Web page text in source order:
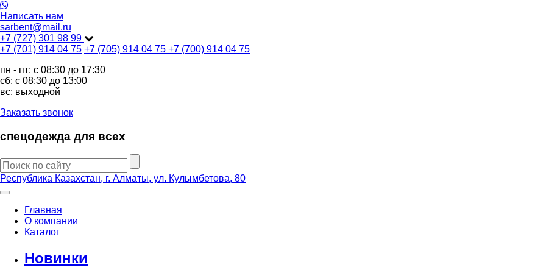
Написать нам
sarbent@mail.ru
+7 (727) 301 98 99
+7 (701) 914 04 75 +7 (705) 914 04 75 +7 (700) 914 04 75
пн - пт: c 08:30 до 17:30
сб: c 08:30 до 13:00
вс: выходной
Заказать звонок
спецодежда для всех
Республика Казахстан, г. Алматы, ул. Кулымбетова, 80
Главная
О компании
Каталог
Новинки